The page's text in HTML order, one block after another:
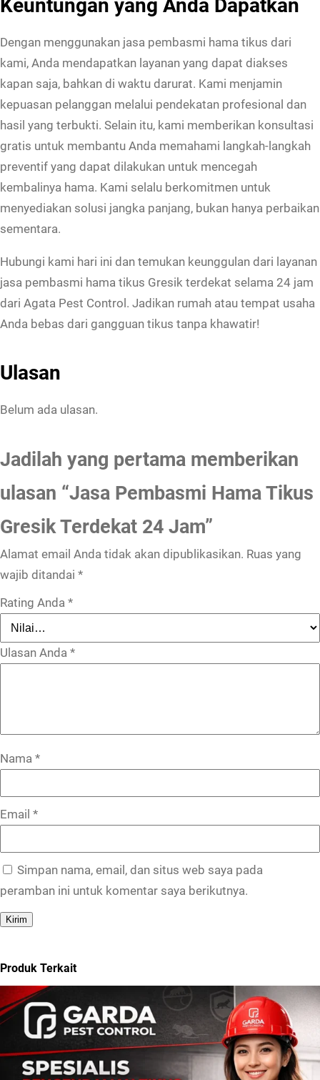
Keuntungan yang Anda Dapatkan
Dengan menggunakan jasa pembasmi hama tikus dari
kami, Anda mendapatkan layanan yang dapat diakses
kapan saja, bahkan di waktu darurat. Kami menjamin
kepuasan pelanggan melalui pendekatan profesional dan
hasil yang terbukti. Selain itu, kami memberikan konsultasi
gratis untuk membantu Anda memahami langkah-langkah
preventif yang dapat dilakukan untuk mencegah
kembalinya hama. Kami selalu berkomitmen untuk
menyediakan solusi jangka panjang, bukan hanya perbaikan
sementara.
Hubungi kami hari ini dan temukan keunggulan dari layanan
jasa pembasmi hama tikus Gresik terdekat selama 24 jam
dari Agata Pest Control. Jadikan rumah atau tempat usaha
Anda bebas dari gangguan tikus tanpa khawatir!
Ulasan
Belum ada ulasan.
Jadilah yang pertama memberikan
ulasan “Jasa Pembasmi Hama Tikus
Gresik Terdekat 24 Jam”
Alamat email Anda tidak akan dipublikasikan. Ruas yang
wajib ditandai *
Rating Anda *
Ulasan Anda *
Nama *
Email *
Simpan nama, email, dan situs web saya pada
peramban ini untuk komentar saya berikutnya.
Produk Terkait